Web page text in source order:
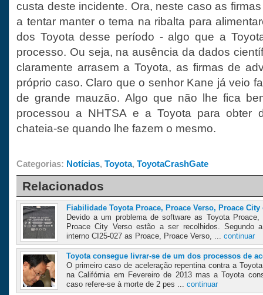
custa deste incidente. Ora, neste caso as
a tentar manter o tema na ribalta para
dos Toyota desse período - algo que a
processo. Ou seja, na ausência da dados
claramente arrasem a Toyota, as firmas de
próprio caso. Claro que o senhor Kane já veio
de grande mauzão. Algo que não lhe fica
processou a NHTSA e a Toyota para obter
chateia-se quando lhe fazem o mesmo.
Categorias: Notícias, Toyota, ToyotaCrashGate
Relacionados
Fiabilidade Toyota Proace, Proace Verso, Proace City
Devido a um problema de software as Toyota
Proace City Verso estão a ser recolhidos. Segundo
interno CI25-027 as Proace, Proace Verso, ... continuar
Toyota consegue livrar-se de um dos processos de
O primeiro caso de aceleração repentina contra a
na Califórnia em Fevereiro de 2013 mas a Toyota
caso refere-se à morte de 2 pes ... continuar